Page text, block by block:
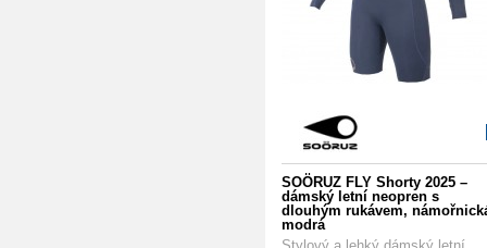
SOÖRUZ FLY Shorty 2025 –
dámský letní neopren s
dlouhým rukávem,
modrá